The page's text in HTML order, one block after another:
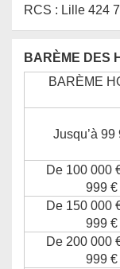
RCS : Lille 424
BARÈME DES
BARÈME
Jusqu’à 99
De 100 000
999 €
De 150 000
999 €
De 200 000
999 €